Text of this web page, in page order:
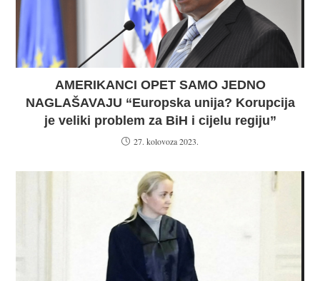
AMERIKANCI OPET SAMO JEDNO
NAGLAŠAVAJU “Europska unija? Korupcija
je veliki problem za BiH i cijelu regiju”
27. kolovoza 2023.